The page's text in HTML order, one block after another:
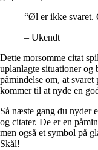
“Øl er ikke svaret.
– Ukendt
Dette morsomme citat
uplanlagte situationer og
påmindelse om, at
kommer til at nyde en
Så næste gang du nyder
og citater. De er en
men også et symbol på
Skål!